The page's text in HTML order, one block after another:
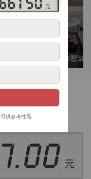
别墅大平层
高端私人定制，整体墅装